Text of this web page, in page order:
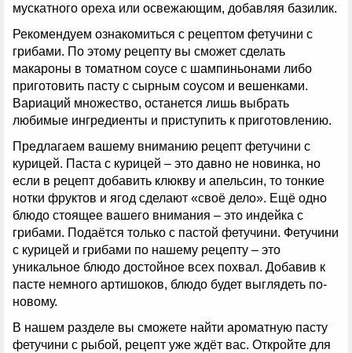
мускатного ореха или освежающим, добавляя базилик.
Рекомендуем ознакомиться с рецептом фетучини с
грибами. По этому рецепту вы сможет сделать
макароны в томатном соусе с шампиньонами либо
приготовить пасту с сырным соусом и вешенками.
Вариаций множество, останется лишь выбрать
любимые ингредиенты и приступить к приготовлению.
Предлагаем вашему вниманию рецепт фетучини с
курицей. Паста с курицей – это давно не новинка, но
если в рецепт добавить клюкву и апельсин, то тонкие
нотки фруктов и ягод сделают «своё дело». Ещё одно
блюдо стоящее вашего внимания – это индейка с
грибами. Подаётся только с пастой фетучини. Фетучини
с курицей и грибами по нашему рецепту – это
уникальное блюдо достойное всех похвал. Добавив к
пасте немного артишоков, блюдо будет выглядеть по-
новому.
В нашем разделе вы сможете найти ароматную пасту
фетучини с рыбой, рецепт уже ждёт вас. Откройте для